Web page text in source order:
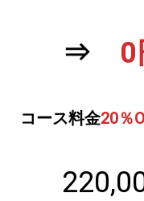
⇒ 0
コース料金20％